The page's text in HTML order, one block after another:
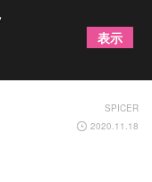
イブを楽しめる
SPICER
2020.11.18
表示